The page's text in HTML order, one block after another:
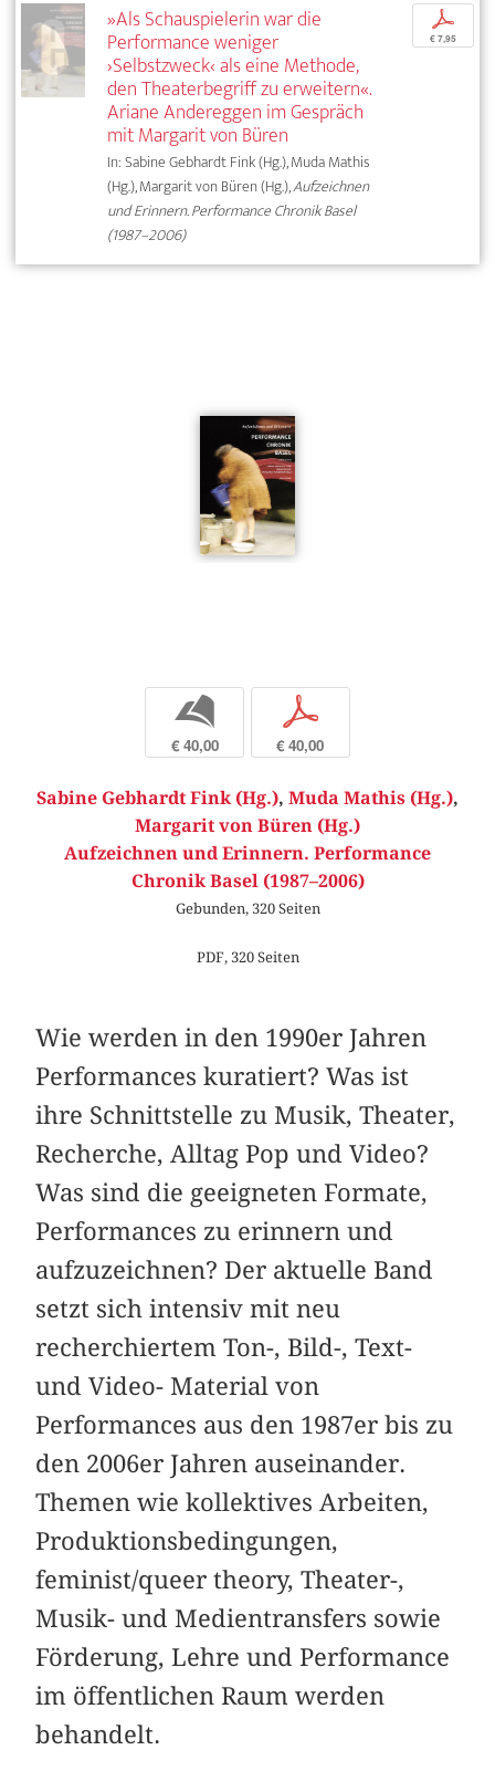
»Als Schauspielerin war die
Performance weniger
›Selbstzweck‹ als eine Methode,
den Theaterbegriff zu erweitern«.
Ariane Andereggen im Gespräch
mit Margarit von Büren
In: Sabine Gebhardt Fink (Hg.), Muda Mathis
(Hg.), Margarit von Büren (Hg.),Aufzeichnen
und Erinnern. Performance Chronik Basel
(1987–2006)
p
€ 7,95
b
€ 40,00
p
€ 40,00
Sabine Gebhardt Fink (Hg.), Muda Mathis (Hg.),
Margarit von Büren (Hg.)
Aufzeichnen und Erinnern. Performance
Chronik Basel (1987–2006)
Gebunden, 320 Seiten
PDF, 320 Seiten
Wie werden in den 1990er Jahren
Performances kuratiert? Was ist
ihre Schnittstelle zu Musik, Theater,
Recherche, Alltag Pop und Video?
Was sind die geeigneten Formate,
Performances zu erinnern und
aufzuzeichnen? Der aktuelle Band
setzt sich intensiv mit neu
recherchiertem Ton-, Bild-, Text-
und Video- Material von
Performances aus den 1987er bis zu
den 2006er Jahren auseinander.
Themen wie kollektives Arbeiten,
Produktionsbedingungen,
feminist/queer theory, Theater-,
Musik- und Medientransfers sowie
Förderung, Lehre und Performance
im öffentlichen Raum werden
behandelt.